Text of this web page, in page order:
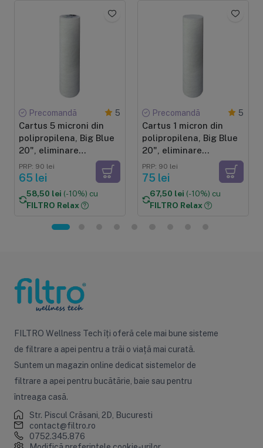
Precomandă 5
Cartus 5 microni din
polipropilena, Big Blue
20", eliminare
sedimente, dimensiune
50 x 11.5 cm
PRP: 90 lei
65 lei
58,50 lei (-10%) cu
FILTRO Relax
Precomandă 5
Cartus 1 micron din
polipropilena, Big Blue
20", eliminare
sedimente, dimensiune
50 x 11.5 cm
PRP: 90 lei
75 lei
67,50 lei (-10%) cu
FILTRO Relax
FILTRO Wellness Tech îți oferă cele mai bune sisteme
de filtrare a apei pentru a trăi o viață mai curată.
Suntem un magazin online dedicat sistemelor de
filtrare a apei pentru bucătărie, baie sau pentru
întreaga casă.
Str. Piscul Crăsani, 2D, Bucuresti
contact@filtro.ro
0752.345.876